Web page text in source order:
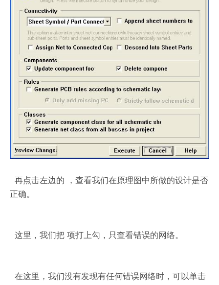
再点击左边的 ，查看我们在原理图中所做的设计是否
正确。
这里，我们把 项打上勾，只查看错误的网络。
在这里，我们没有发现有任何错误网络时，可以单击